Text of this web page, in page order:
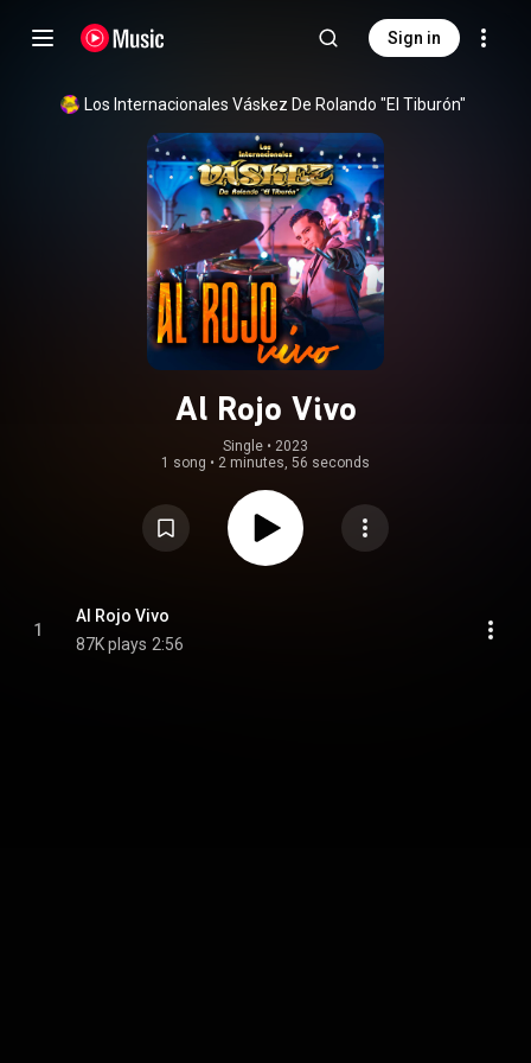
Sign in
Los Internacionales Váskez De Rolando "El Tiburón"
Al Rojo Vivo
Single • 2023
1 song • 2 minutes, 56 seconds
1
Al Rojo Vivo
87K plays 2:56